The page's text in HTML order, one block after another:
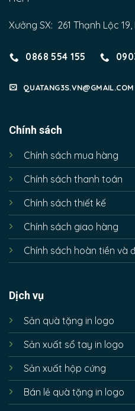
Xưởng SX: 261 Thạnh Lộc 19,
0868 554 155
QUATANG3S.VN@GMAIL.COM
Chính sách
Chính sách mua hàng
Chính sách thanh toán
Chính sách thiết kế
Chính sách giao hàng
Chính sách hoàn tiền và
Dịch vụ
Sản quà tặng in logo
Sản xuất sổ tay in logo
Sản xuất hộp cứng
Bán lẻ quà tặng in logo